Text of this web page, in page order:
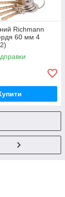
Richmann
60 мм 4